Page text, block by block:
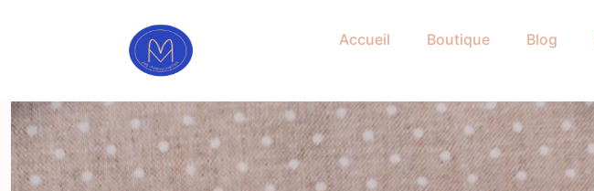
Accueil Boutique Blog